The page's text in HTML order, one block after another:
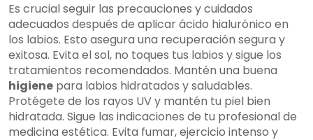
Es crucial seguir las precauciones y cuidados
adecuados después de aplicar ácido hialurónico en
los labios. Esto asegura una recuperación segura y
exitosa. Evita el sol, no toques tus labios y sigue los
tratamientos recomendados. Mantén una buena
higiene para labios hidratados y saludables.
Protégete de los rayos UV y mantén tu piel bien
hidratada. Sigue las indicaciones de tu profesional de
medicina estética. Evita fumar, ejercicio intenso y